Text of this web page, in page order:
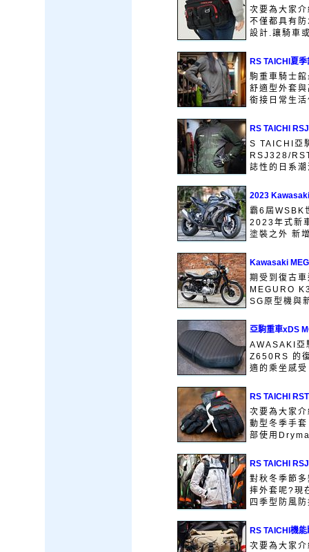
次要為大家
不僅都具有
設計.讓騎車
RS TAICHI夏
駒重車騎士
舒適型外套
銜接日常生
RS TAICHI
S TAICHI亞
RSJ328/
誌性的日系
2023
霸6屆
2023年式新
塗裝之外 新
Kawasaki
期受到復古
MEGURO
SG原型機與
亞駒重車xDS
AWASAKI亞
Z650RS 的
適的乘坐感
RS TAICHI
次要為大家
動型冬季手
部使用
RS TAICHI
對秋冬季節
摔外套呢?現
四季型防風
RS TAICHI機
次要為大家